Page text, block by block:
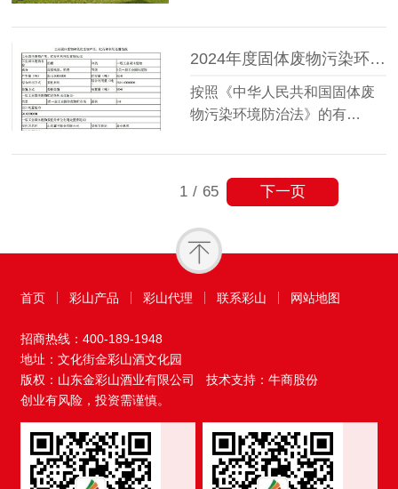
2024年度固体废物污染环境防治信息的公示内容
按照《中华人民共和国固体废
物污染环境防治法》的有…
1 / 65 下一页
首页 彩山产品 彩山代理 联系彩山 网站地图
招商热线： 400-189-1948
地址：文化街金彩山酒文化园
版权：山东金彩山酒业有限公司
技术支持：牛商股份
创业有风险，投资需谨慎。